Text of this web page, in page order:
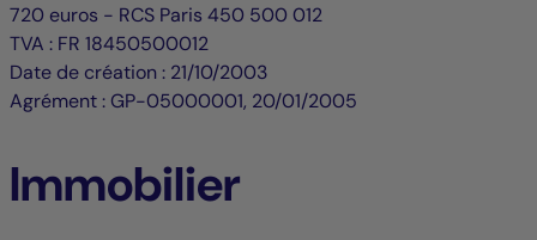
720 euros - RCS Paris 450 500 012
TVA : FR 18450500012
Date de création : 21/10/2003
Agrément : GP-05000001, 20/01/2005
Immobilier